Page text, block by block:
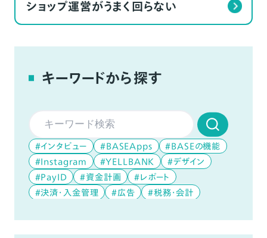
ショップ運営がうまく回らない
キーワードから探す
#インタビュー #BASEApps
#BASEの機能
#Instagram
#YELLBANK
#デザイン
#PayID
#資金計画
#レポート
#決済・入金管理
#広告
#税務・会計